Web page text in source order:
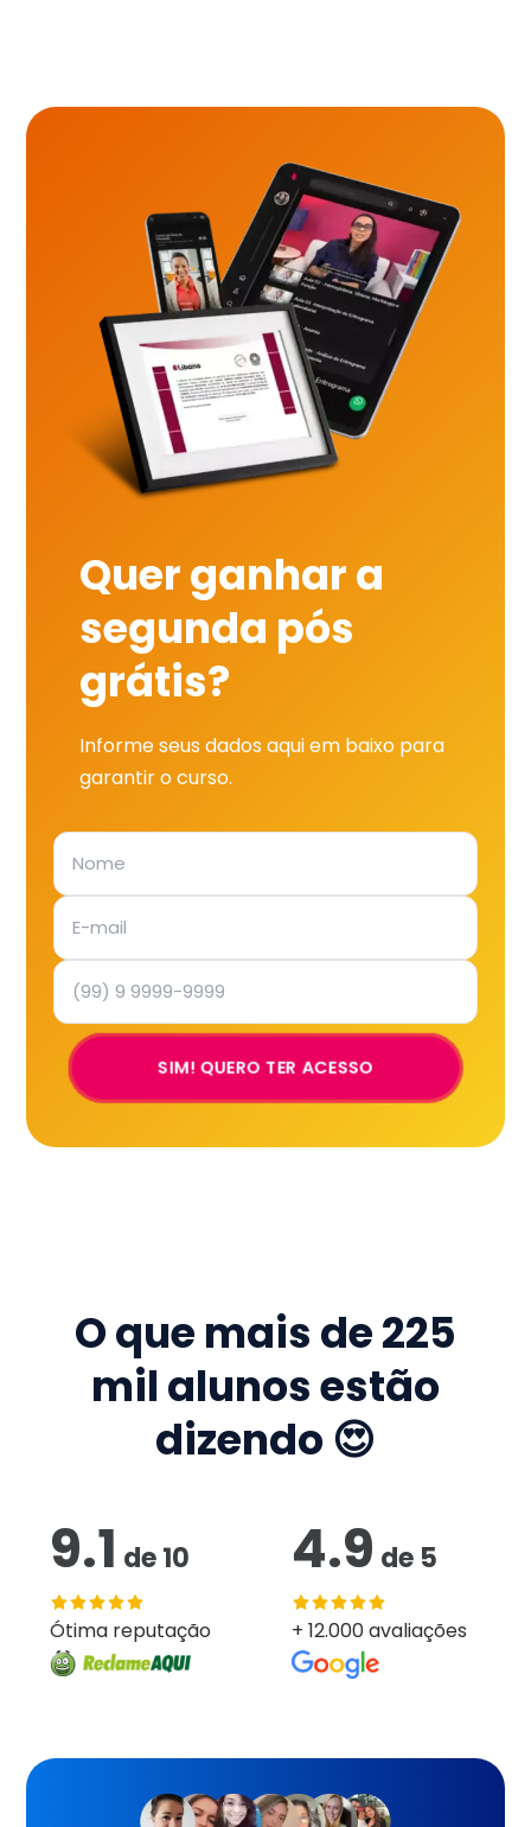
Quer ganhar a
segunda pós
grátis?
Informe seus dados aqui em baixo para
garantir o curso.
SIM! QUERO TER ACESSO
O que mais de225
mil alunos estão
dizendo 😍
9.1 de10
Ótima reputação
4.9 de 5
+ 12.000 avaliações